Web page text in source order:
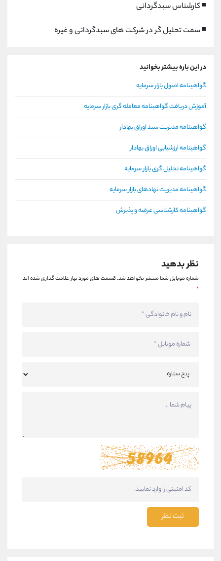
◾ کارشناس سبدگردانی
◾ سمت تحلیل گر در شرکت های سبدگردانی و غیره
در این باره بیشتر بخوانید
گواهینامه اصول بازار سرمایه
آموزش دریافت گواهینامه معامله گری بازار سرمایه
گواهینامه مدیریت سبد اوراق بهادار
گواهینامه ارزشیابی اوراق بهادار
گواهینامه تحلیل گری بازار سرمایه
گواهینامه مدیریت نهادهای بازار سرمایه
گواهینامه کارشناسی عرضه و پذیرش
نظر بدهید
شماره موبایل شما منتشر نخواهد شد.قسمت های مورد نیاز علامت گذاری شده اند
*
ثبت نظر